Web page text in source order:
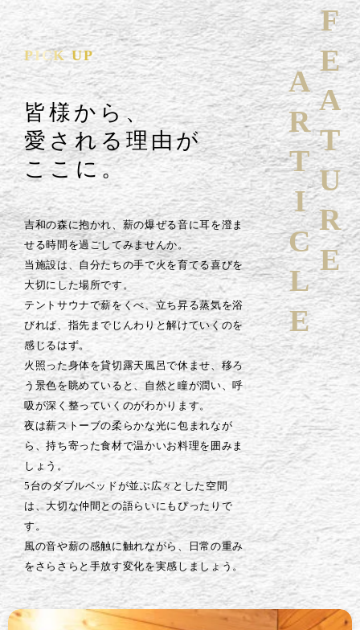
PICK UP
皆様から、
愛される理由が
ここに。
吉和の森に抱かれ、薪の爆ぜる音に耳を澄ま
せる時間を過ごしてみませんか。
当施設は、自分たちの手で火を育てる喜びを
大切にした場所です。
テントサウナで薪をくべ、立ち昇る蒸気を浴
びれば、指先までじんわりと解けていくのを
感じるはず。
火照った身体を貸切露天風呂で休ませ、移ろ
う景色を眺めていると、自然と瞳が潤い、呼
吸が深く整っていくのがわかります。
夜は薪ストーブの柔らかな光に包まれなが
ら、持ち寄った食材で温かいお料理を囲みま
しょう。
5台のダブルベッドが並ぶ広々とした空間
は、大切な仲間との語らいにもぴったりで
す。
風の音や薪の感触に触れながら、日常の重み
をさらさらと手放す変化を実感しましょう。
FEATURE
ARTICLE